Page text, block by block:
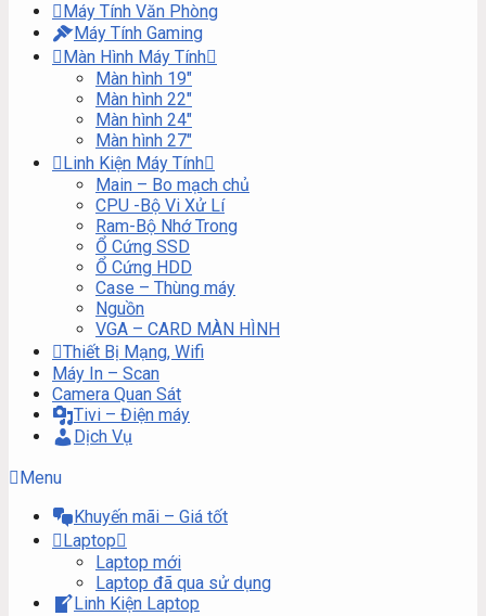
Máy Tính Văn Phòng
Máy Tính Gaming
Màn Hình Máy Tính
Màn hình 19″
Màn hình 22″
Màn hình 24″
Màn hình 27″
Linh Kiện Máy Tính
Main – Bo mạch chủ
CPU -Bộ Vi Xử Lí
Ram-Bộ Nhớ Trong
Ổ Cứng SSD
Ổ Cứng HDD
Case – Thùng máy
Nguồn
VGA – CARD MÀN HÌNH
Thiết Bị Mạng, Wifi
Máy In – Scan
Camera Quan Sát
Tivi – Điện máy
Dịch Vụ
Menu
Khuyến mãi – Giá tốt
Laptop
Laptop mới
Laptop đã qua sử dụng
Linh Kiện Laptop